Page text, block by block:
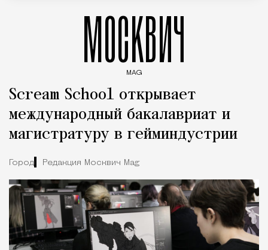
МОСКВИЧ
MAG
Scream School открывает
международный бакалавриат и
магистратуру в гейминдустрии
Город Редакция Москвич Mag